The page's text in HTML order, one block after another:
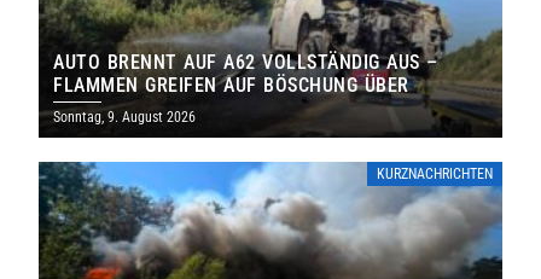
AUTO BRENNT AUF A62 VOLLSTÄNDIG AUS –
FLAMMEN GREIFEN AUF BÖSCHUNG ÜBER
Sonntag, 9. August 2026
KURZNACHRICHTEN